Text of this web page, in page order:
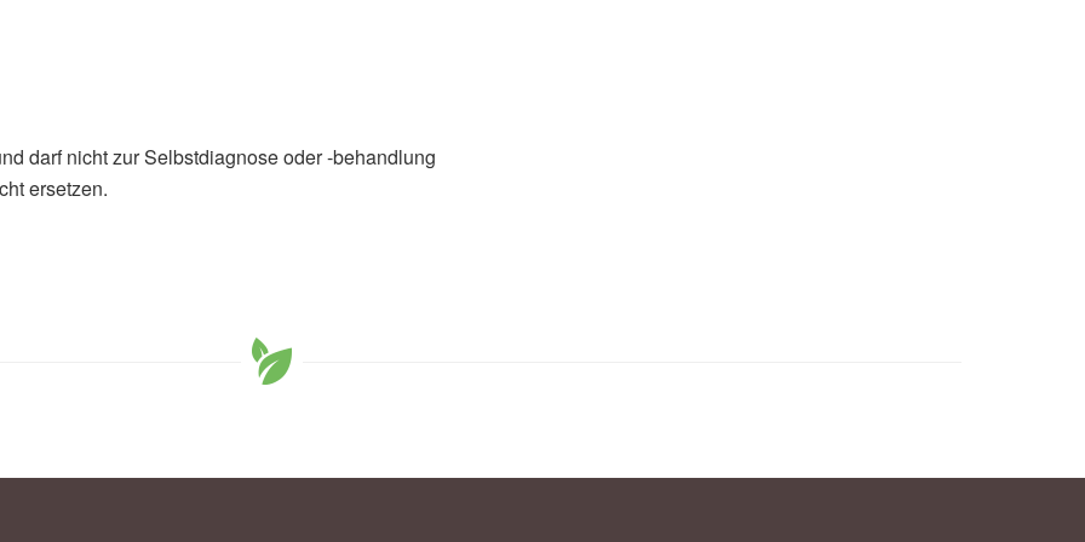
active in adulthood linked to 30–40% lower risk of
darf nicht zur Selbstdiagnose oder -behandlung
ersetzen.